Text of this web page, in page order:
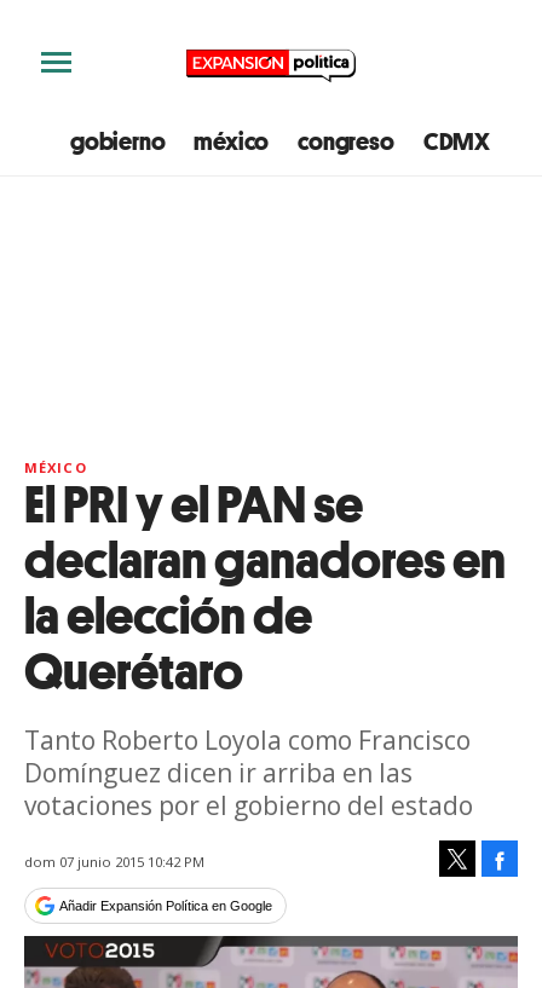
gobierno méxico congreso CDMX
MÉXICO
El PRI y el PAN se
declaran ganadores en
la elección de
Querétaro
Tanto Roberto Loyola como Francisco
Domínguez dicen ir arriba en las
votaciones por el gobierno del estado
dom 07 junio 2015 10:42 PM
Añadir Expansión Política en Google